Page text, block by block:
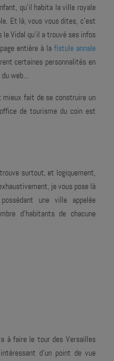
qu'il habita la ville royale
Et là, vous vous dites, c'est
le Vidal qu'il a trouvé ses infos
entière à la fistule annale
certaines personnalités en
web...
mieux fait de se construire un
de tourisme du coin est
surtout, et logiquement,
je vous pose là
une ville appelée
d'habitants de chacune
à faire le tour des Versailles
d'un point de vue